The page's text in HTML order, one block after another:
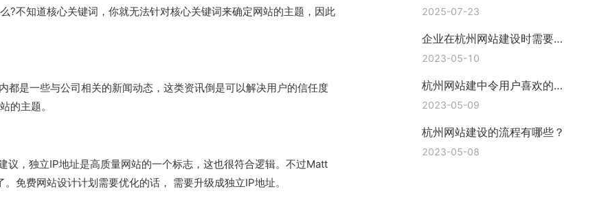
?不知道核心关键词，你就无法针对核心关键词来确定网站的主题，因此
是一些与公司相关的新闻动态，这类资讯倒是可以解决用户的信任度
的主题。
，独立IP地址是高质量网站的一个标志，这也很符合逻辑。不过Matt
免费网站设计计划需要优化的话， 需要升级成独立IP地址。
对网站建站公司—上海互橙建
2025-07-23
企业在杭州网站建设时需要准
备哪些资料?
2023-05-10
杭州网站建中令用户喜欢的功
能有哪些
2023-05-09
杭州网站建设的流程有哪些？
2023-05-08